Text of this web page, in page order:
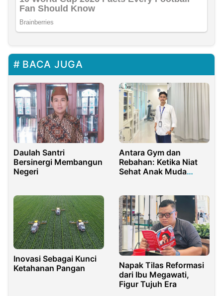
BACA JUGA
Daulah Santri
Bersinergi Membangun
Negeri
Antara Gym dan
Rebahan: Ketika Niat
Sehat Anak Muda
Inovasi Sebagai Kunci
Ketahanan Pangan
Napak Tilas Reformasi
dari Ibu Megawati,
Figur Tujuh Era